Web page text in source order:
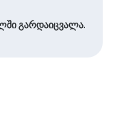
გარდაიცვალა.